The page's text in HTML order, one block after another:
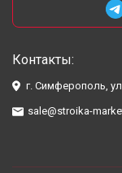
Контакты:
г. Симферополь,
sale@stroika-